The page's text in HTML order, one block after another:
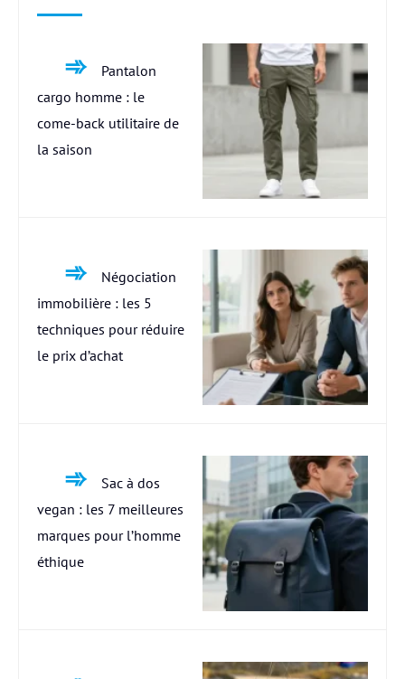
Pantalon
cargo homme : le
come-back utilitaire de
la saison
Négociation
immobilière : les 5
techniques pour réduire
le prix d’achat
Sac à dos
vegan : les 7 meilleures
marques pour l’homme
éthique